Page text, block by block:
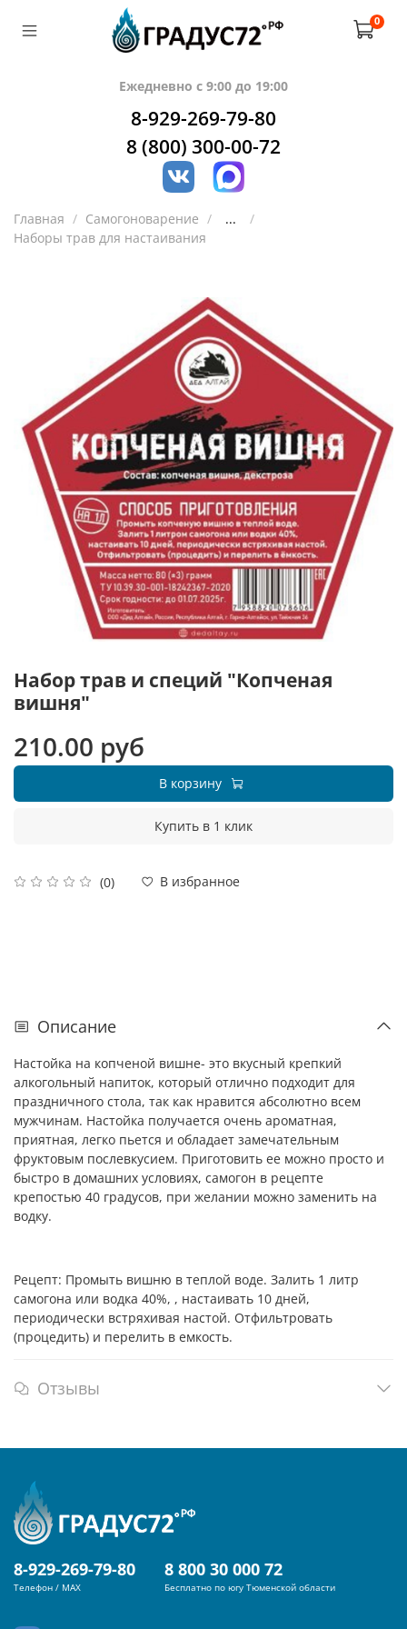
0
Ежедневно с 9:00 до 19:00
8-929-269-79-80
8 (800) 300-00-72
Главная Самогоноварение
...
Наборы трав для настаивания
Набор трав и специй "Копченая
вишня"
(0) В избранное
210.00 руб
В корзину
Купить в 1 клик
Описание
Настойка на копченой вишне- это вкусный крепкий
алкогольный напиток, который отлично подходит для
праздничного стола, так как нравится абсолютно всем
мужчинам. Настойка получается очень ароматная,
приятная, легко пьется и обладает замечательным
фруктовым послевкусием. Приготовить ее можно просто и
быстро в домашних условиях, самогон в рецепте
крепостью 40 градусов, при желании можно заменить на
водку.
Рецепт: Промыть вишню в теплой воде. Залить 1 литр
самогона или водка 40%, , настаивать 10 дней,
периодически встряхивая настой. Отфильтровать
(процедить) и перелить в емкость.
Отзывы
8-929-269-79-80
Телефон / MAX
8 800 30 000 72
Бесплатно по югу Тюменской области